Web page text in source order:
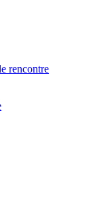
rencontre